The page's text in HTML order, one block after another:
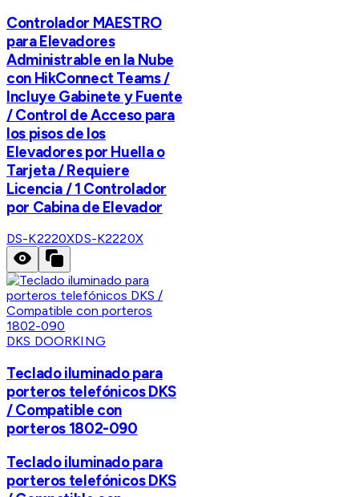
Controlador MAESTRO
para Elevadores
Administrable en la Nube
con HikConnect Teams /
Incluye Gabinete y Fuente
/ Control de Acceso para
los pisos de los
Elevadores por Huella o
Tarjeta / Requiere
Licencia / 1 Controlador
por Cabina de Elevador
DS-K2220XDS-K2220X
DKS DOORKING
Teclado iluminado para
porteros telefónicos DKS
/ Compatible con
porteros 1802-090
Teclado iluminado para
porteros telefónicos DKS